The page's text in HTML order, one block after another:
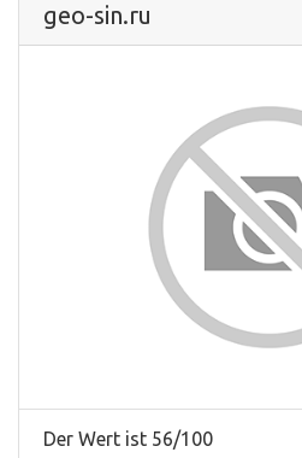
geo-sin.ru
Der Wert ist 56/100